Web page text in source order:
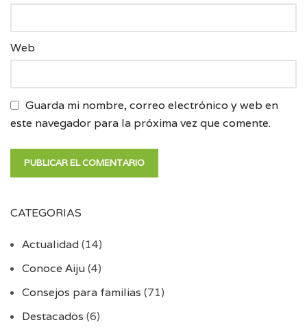
Web
Guarda mi nombre, correo electrónico y web en
este navegador para la próxima vez que comente.
CATEGORIAS
Actualidad(14)
Conoce Aiju(4)
Consejos para familias (71)
Destacados (6)